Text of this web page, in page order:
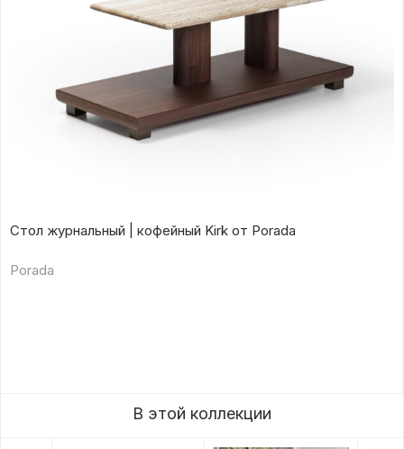
Стол журнальный | кофейный Kirk от Porada
Porada
В этой коллекции